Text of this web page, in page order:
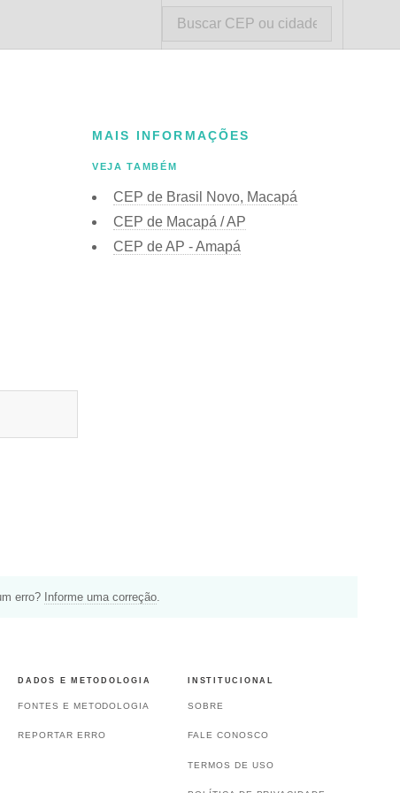
MAIS INFORMAÇÕES
VEJA TAMBÉM
CEP de Brasil Novo, Macapá
CEP de Macapá / AP
CEP de AP - Amapá
erro? Informe uma correção
DADOS E METODOLOGIA
FONTES E METODOLOGIA
REPORTAR ERRO
INSTITUCIONAL
SOBRE
FALE CONOSCO
TERMOS DE USO